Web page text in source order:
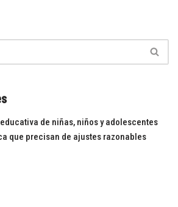
de niñas, niños y adolescentes
que precisan de ajustes razonables